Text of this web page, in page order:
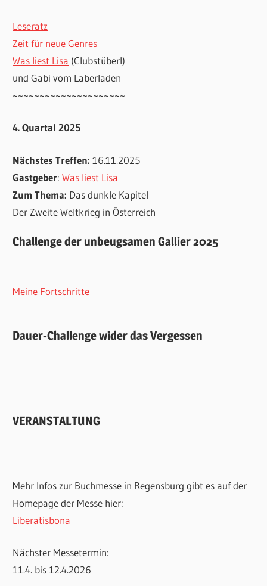
Leseratz
Zeit für neue Genres
Was liest Lisa (Clubstüberl)
und Gabi vom Laberladen
~~~~~~~~~~~~~~~~~~~~~
4. Quartal 2025
Nächstes Treffen:16.11.2025
Gastgeber:Was liest Lisa
Zum Thema: Das dunkle Kapitel
Der Zweite Weltkrieg in Österreich
Challenge der unbeugsamen Gallier 2025
Meine Fortschritte
Dauer-Challenge wider das Vergessen
VERANSTALTUNG
Mehr Infos zur Buchmesse in Regensburg gibt es auf der
Homepage der Messe hier:
Liberatisbona
Nächster Messetermin:
11.4. bis 12.4.2026